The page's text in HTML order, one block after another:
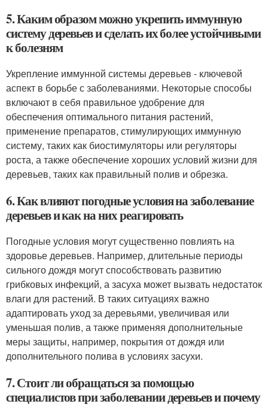
5. Каким образом можно укрепить иммунную
систему деревьев и сделать их более устойчивыми
к болезням
Укрепление иммунной системы деревьев - ключевой
аспект в борьбе с заболеваниями. Некоторые способы
включают в себя правильное удобрение для
обеспечения оптимального питания растений,
применение препаратов, стимулирующих иммунную
систему, таких как биостимуляторы или регуляторы
роста, а также обеспечение хороших условий жизни для
деревьев, таких как правильный полив и обрезка.
6. Как влияют погодные условия на заболевание
деревьев и как на них реагировать
Погодные условия могут существенно повлиять на
здоровье деревьев. Например, длительные периоды
сильного дождя могут способствовать развитию
грибковых инфекций, а засуха может вызвать недостаток
влаги для растений. В таких ситуациях важно
адаптировать уход за деревьями, увеличивая или
уменьшая полив, а также применяя дополнительные
меры защиты, например, покрытия от дождя или
дополнительного полива в условиях засухи.
7. Стоит ли обращаться за помощью
специалистов при заболевании деревьев и почему